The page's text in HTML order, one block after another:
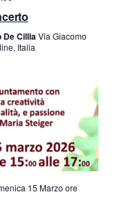
i
e
r
c
a
N
a
v
i
De CilliaVia Giacomo
Italia
15 Marzo ore